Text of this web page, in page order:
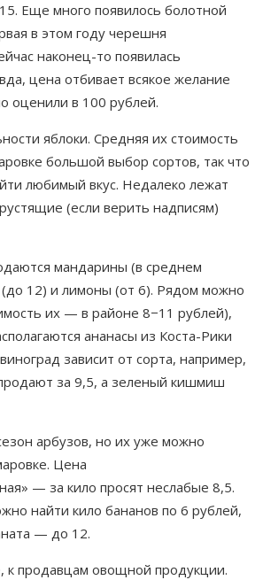
Еще много появилось болотной
в этом году черешня
наконец-то появилась
цена отбивает всякое желание
оценили в 100 рублей.
яблоки. Средняя их стоимость
большой выбор сортов, так что
любимый вкус. Недалеко лежат
(если верить надписям)
мандарины (в среднем
12) и лимоны (от 6). Рядом можно
их — в районе 8−11 рублей),
ананасы из Коста-Рики
зависит от сорта, например,
за 9,5, а зеленый кишмиш
арбузов, но их уже можно
Цена
— за кило просят неслабые 8,5.
найти кило бананов по 6 рублей,
— до 12.
продавцам овощной продукции.